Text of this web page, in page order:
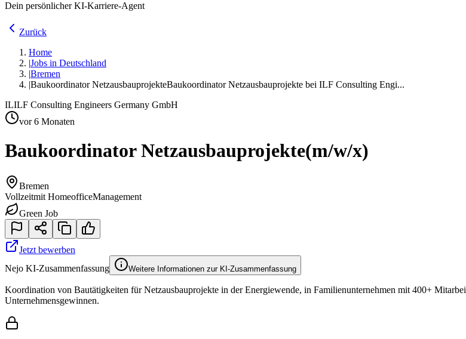
Dein persönlicher KI-Karriere-Agent
Zurück
Home
|Jobs in Deutschland
|Bremen
|Baukoordinator NetzausbauprojekteBaukoordinator Netzausbauprojekte bei ILF Consulting Engi...
ILILF Consulting Engineers Germany GmbH
vor 6 Monaten
Baukoordinator Netzausbauprojekte(m/w/x)
Bremen
Vollzeitmit HomeofficeManagement
Green Job
Jetzt bewerben
Nejo KI-Zusammenfassung
Weitere Informationen zur KI-Zusammenfassung
Koordination von Bautätigkeiten für Netzausbauprojekte in der Energiewende, in Familienunternehmen mit 400+
Unternehmensgewinnen.